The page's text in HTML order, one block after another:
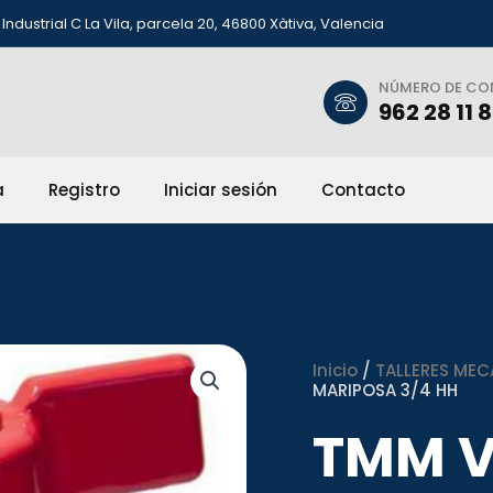
C La Vila, parcela 20, 46800 Xàtiva, Valencia
NÚMERO DE
962 28 11
Registro Iniciar sesión Contacto
Inicio / TALLERES
MARIPOSA 3/4 HH
TMM